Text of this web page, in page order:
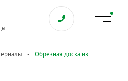
Обрезная доска из